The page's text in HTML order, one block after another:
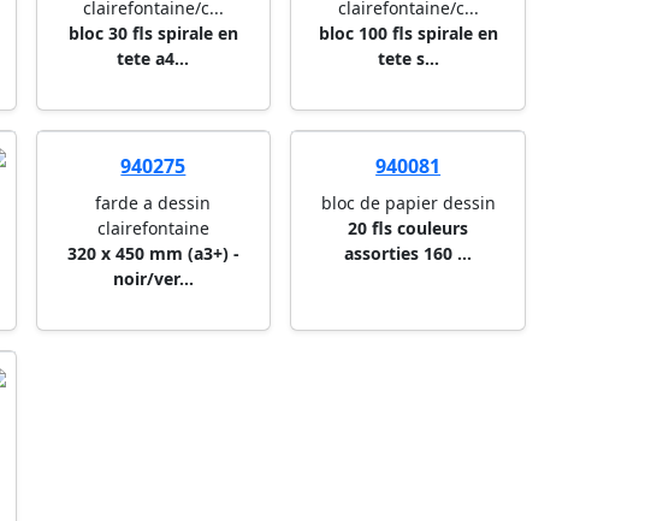
clairefontaine/c...
bloc 30 fls spirale en
tete a4...
clairefontaine/c...
bloc 100 fls spirale en
tete s...
940275
farde a dessin
clairefontaine
320 x 450 mm (a3+) -
noir/ver...
940081
bloc de papier dessin
20 fls couleurs
assorties 160 ...